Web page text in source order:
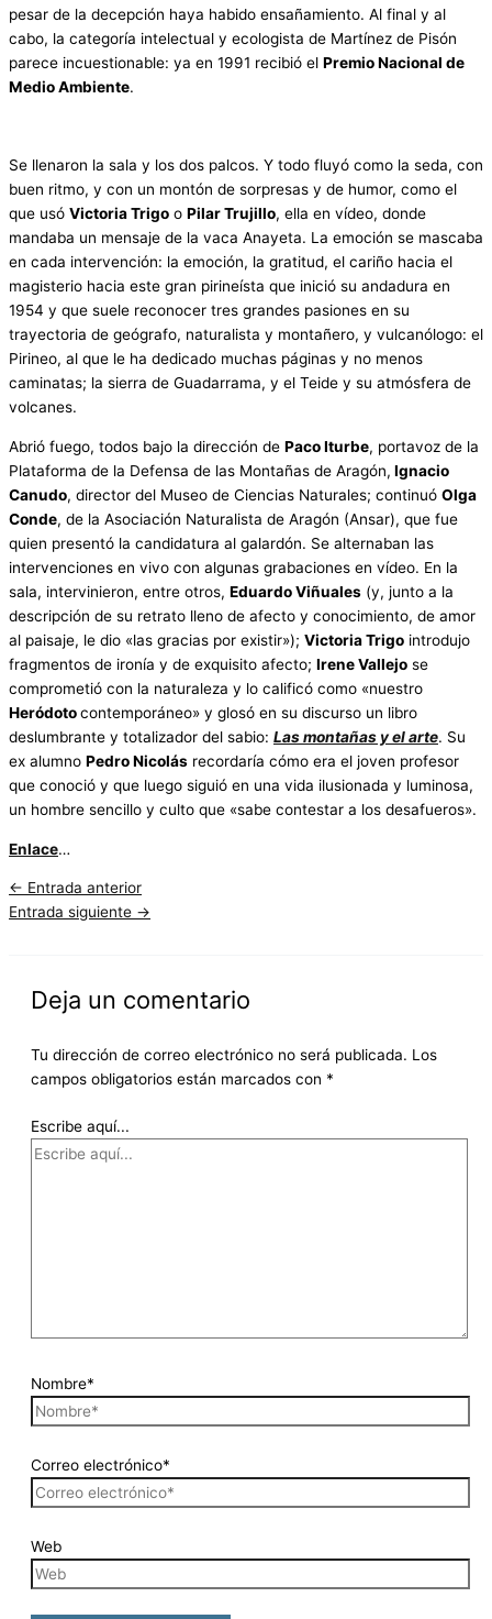
pesar de la decepción haya habido ensañamiento. Al final y al
cabo, la categoría intelectual y ecologista de Martínez de Pisón
parece incuestionable: ya en 1991 recibió el Premio Nacional de
Medio Ambiente.
Se llenaron la sala y los dos palcos. Y todo fluyó como la seda, con
buen ritmo, y con un montón de sorpresas y de humor, como el
que usó Victoria Trigo o Pilar Trujillo, ella en vídeo, donde
mandaba un mensaje de la vaca Anayeta. La emoción se mascaba
en cada intervención: la emoción, la gratitud, el cariño hacia el
magisterio hacia este gran pirineísta que inició su andadura en
1954 y que suele reconocer tres grandes pasiones en su
trayectoria de geógrafo, naturalista y montañero, y vulcanólogo: el
Pirineo, al que le ha dedicado muchas páginas y no menos
caminatas; la sierra de Guadarrama, y el Teide y su atmósfera de
volcanes.
Abrió fuego, todos bajo la dirección de Paco Iturbe, portavoz de la
Plataforma de la Defensa de las Montañas de Aragón, Ignacio
Canudo, director del Museo de Ciencias Naturales; continuó Olga
Conde, de la Asociación Naturalista de Aragón (Ansar), que fue
quien presentó la candidatura al galardón. Se alternaban las
intervenciones en vivo con algunas grabaciones en vídeo. En la
sala, intervinieron, entre otros, Eduardo Viñuales (y, junto a la
descripción de su retrato lleno de afecto y conocimiento, de amor
al paisaje, le dio «las gracias por existir»); Victoria Trigo introdujo
fragmentos de ironía y de exquisito afecto; Irene Vallejo se
comprometió con la naturaleza y lo calificó como «nuestro
Heródotocontemporáneo» y glosó en su discurso un libro
deslumbrante y totalizador del sabio: Las montañas y el arte. Su
ex alumno Pedro Nicolás recordaría cómo era el joven profesor
que conoció y que luego siguió en una vida ilusionada y luminosa,
un hombre sencillo y culto que «sabe contestar a los desafueros».
Enlace…
← Entrada anterior
Entrada siguiente →
Deja un comentario
Tu dirección de correo electrónico no será publicada. Los
campos obligatorios están marcados con *
Escribe aquí...
Nombre*
Correo electrónico*
Web